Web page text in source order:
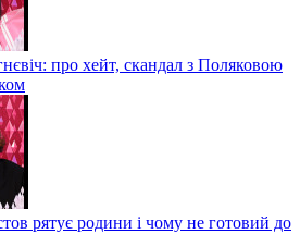
про хейт, скандал з Поляковою
рятує родини і чому не готовий до